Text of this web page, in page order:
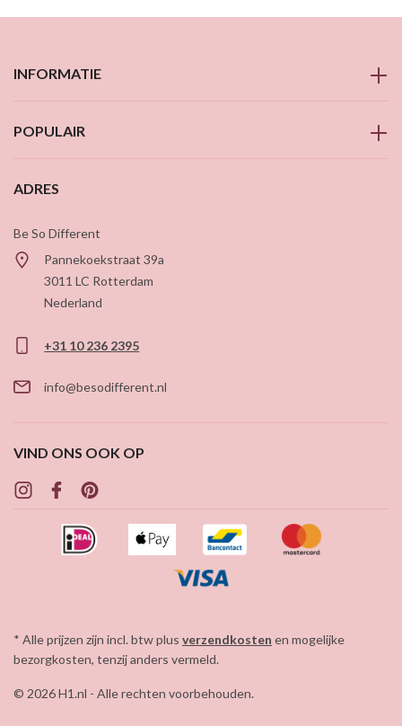
INFORMATIE
POPULAIR
ADRES
Be So Different
Pannekoekstraat 39a
3011 LC Rotterdam
Nederland
+31 10 236 2395
info@besodifferent.nl
VIND ONS OOK OP
* Alle prijzen zijn incl. btw plus verzendkosten en mogelijke
bezorgkosten, tenzij anders vermeld.
© 2026 H1.nl - Alle rechten voorbehouden.